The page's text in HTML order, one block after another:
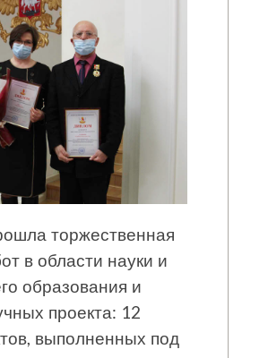
торжественная
в области науки и
образования и
проекта: 12
выполненных под